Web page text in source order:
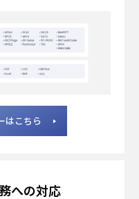
はこちら
への対応